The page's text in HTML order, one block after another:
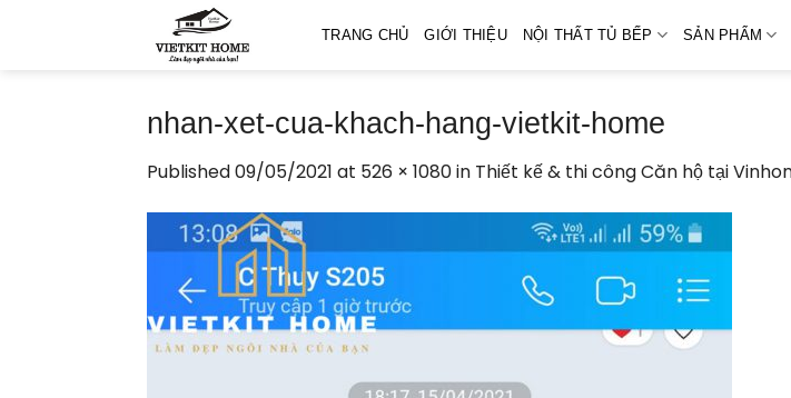
TRANG CHỦ GIỚI THIỆU NỘI THẤT TỦ BẾP SẢN PHẨM
nhan-xet-cua-khach-hang-vietkit-home
Published09/05/2021 at 526 × 1080in Thiết kế & thi công Căn hộ tại